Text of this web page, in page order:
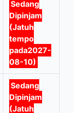
Sedang
Dipinjam
(Jatuh
tempo
pada2027-
08-10)
Sedang
Dipinjam
(Jatuh